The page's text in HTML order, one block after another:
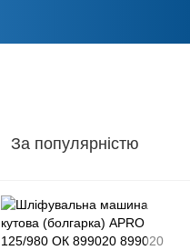
За популярністю